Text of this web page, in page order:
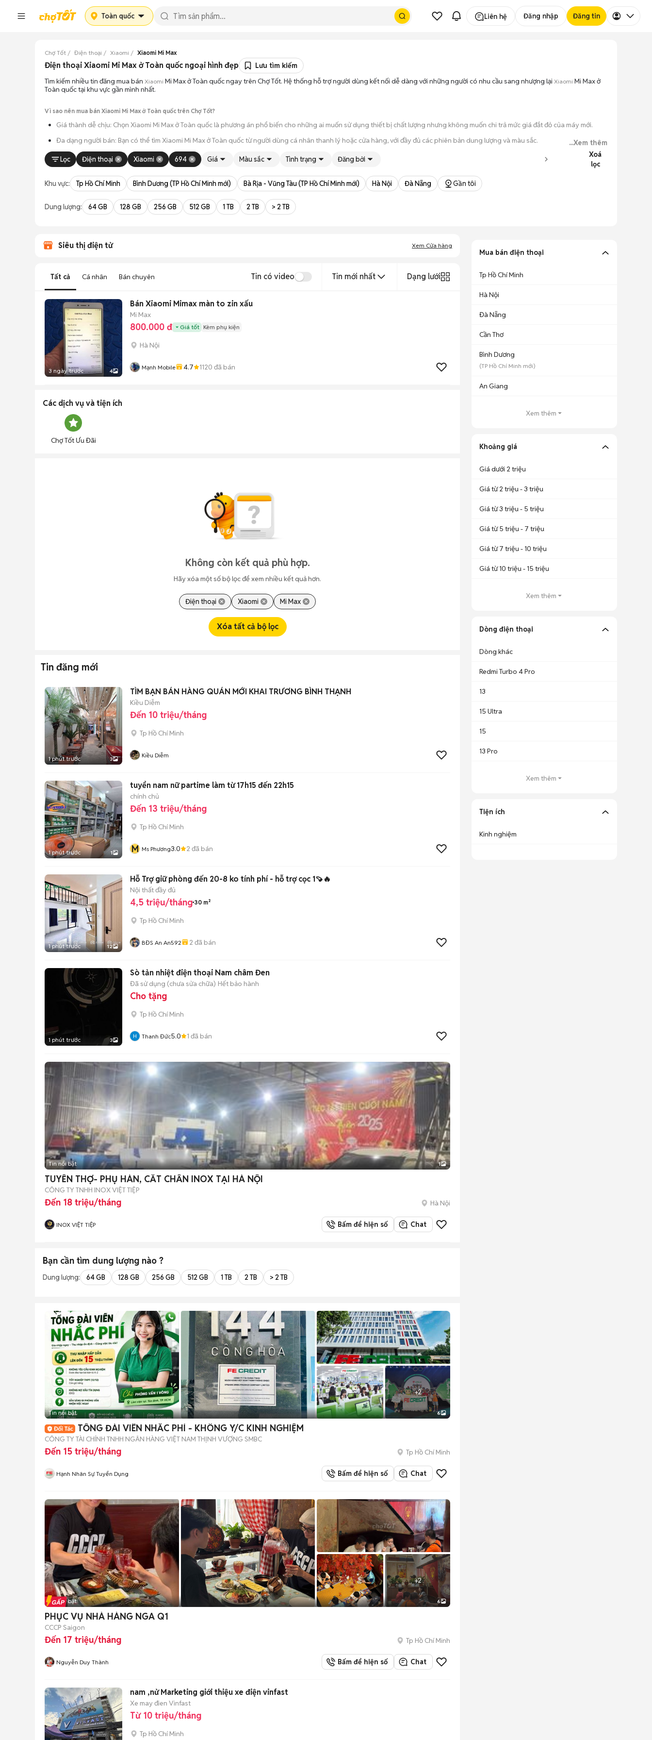
Toàn quốc Liên hệ Đăng nhập Đăng tin
Chợ Tốt Điện thoại Xiaomi Xiaomi Mi Max
Điện thoại Xiaomi Mi Max ở Toàn quốc ngoại hình đẹp
Lưu tìm kiếm
Tìm kiếm nhiều tin đăng mua bán Xiaomi Mi Max ở Toàn quốc ngay trên Chợ Tốt. Hệ thống hỗ trợ người dùng kết nối dễ dàng với những người có nhu cầu sang nhượng lại Xiaomi Mi Max ở
Toàn quốc tại khu vực gần mình nhất.
Vì sao nên mua bán Xiaomi Mi Max ở Toàn quốc trên Chợ Tốt?
Giá thành dễ chịu: Chọn Xiaomi Mi Max ở Toàn quốc là phương án phổ biến cho những ai muốn sử dụng thiết bị chất lượng nhưng không muốn chi trả mức giá đắt đỏ của máy mới.
Đa dạng người bán: Bạn có thể tìm Xiaomi Mi Max ở Toàn quốc từ người dùng cá nhân thanh lý hoặc cửa hàng, với đầy đủ các phiên bản dung lượng và màu sắc.
An tâm kiểm tra máy: Cơ chế mua bán hẹn gặp mặt giúp bạn trực tiếp cầm nắm, thử nghiệm các tính năng của máy để đảm bảo máy hoạt động ổn định.
...Xem thêm
Lọc
Điện thoại Xiaomi 694 Giá Màu sắc Tình trạng Đăng bởi
Xoá
lọc
Khu vực: Tp Hồ Chí Minh Bình Dương (TP Hồ Chí Minh mới) Bà Rịa - Vũng Tàu (TP Hồ Chí Minh mới) Hà Nội Đà Nẵng Gần tôi
Dung lượng: 64 GB 128 GB 256 GB 512 GB 1 TB 2 TB > 2 TB
Siêu thị điện tử Xem Cửa hàng
Tất cả Cá nhân Bán chuyên Tin có video Tin mới nhất Dạng lưới
3 ngày trước 4
Bán Xiaomi Mimax màn to zin xấu
Mi Max
800.000 đ Giá tốt Kèm phụ kiện
Hà Nội
Mạnh Mobile 4.7 1120 đã bán
Các dịch vụ và tiện ích
Chợ Tốt Ưu Đãi
Không còn kết quả phù hợp.
Hãy xóa một số bộ lọc để xem nhiều kết quả hơn.
Điện thoại Xiaomi Mi Max
Xóa tất cả bộ lọc
Tin đăng mới
1 phút trước 3
TÌM BẠN BÁN HÀNG QUÁN MỚI KHAI TRƯƠNG BÌNH THẠNH
Kiều Diễm
Đến 10 triệu/tháng
Tp Hồ Chí Minh
Kiều Diễm
1 phút trước 1
tuyển nam nữ partime làm từ 17h15 đến 22h15
chính chủ
Đến 13 triệu/tháng
Tp Hồ Chí Minh
M Ms Phương3.0 2 đã bán
1 phút trước 12
Hỗ Trợ giữ phòng đến 20-8 ko tính phí - hỗ trợ cọc 1🍠🔥
Nội thất đầy đủ
4,5 triệu/tháng 30 m²
Tp Hồ Chí Minh
BĐS An An592 2 đã bán
1 phút trước 3
Sò tản nhiệt điện thoại Nam châm Đen
Đã sử dụng (chưa sửa chữa) Hết bảo hành
Cho tặng
Tp Hồ Chí Minh
Thanh Đức5.0 1 đã bán
Tin nổi bật 1
TUYỂN THỢ- PHỤ HÀN, CẮT CHẤN INOX TẠI HÀ NỘI
CÔNG TY TNHH INOX VIỆT TIỆP
Đến 18 triệu/tháng Hà Nội
INOX VIỆT TIỆP Bấm để hiện số Chat
Bạn cần tìm dung lượng nào ?
Dung lượng: 64 GB 128 GB 256 GB 512 GB 1 TB 2 TB > 2 TB
+2
Tin nổi bật 6
TỔNG ĐÀI VIÊN NHẮC PHÍ - KHÔNG Y/C KINH NGHIỆM
CÔNG TY TÀI CHÍNH TNHH NGÂN HÀNG VIỆT NAM THỊNH VƯỢNG SMBC
Đến 15 triệu/tháng Tp Hồ Chí Minh
Hạnh Nhân Sự Tuyển Dụng Bấm để hiện số Chat
+2
Tin nổi bật 6
PHỤC VỤ NHÀ HÀNG NGA Q1
CCCP Saigon
Đến 17 triệu/tháng Tp Hồ Chí Minh
Nguyễn Duy Thành Bấm để hiện số Chat
nam ,nử Marketing giới thiệu xe điện vinfast
Xe may đien Vinfast
Từ 10 triệu/tháng
Tp Hồ Chí Minh
Mua bán điện thoại
Tp Hồ Chí Minh
Hà Nội
Đà Nẵng
Cần Thơ
Bình Dương
(TP Hồ Chí Minh mới)
An Giang
Xem thêm
Khoảng giá
Giá dưới 2 triệu
Giá từ 2 triệu - 3 triệu
Giá từ 3 triệu - 5 triệu
Giá từ 5 triệu - 7 triệu
Giá từ 7 triệu - 10 triệu
Giá từ 10 triệu - 15 triệu
Xem thêm
Dòng điện thoại
Dòng khác
Redmi Turbo 4 Pro
13
15 Ultra
15
13 Pro
Xem thêm
Tiện ích
Kinh nghiệm